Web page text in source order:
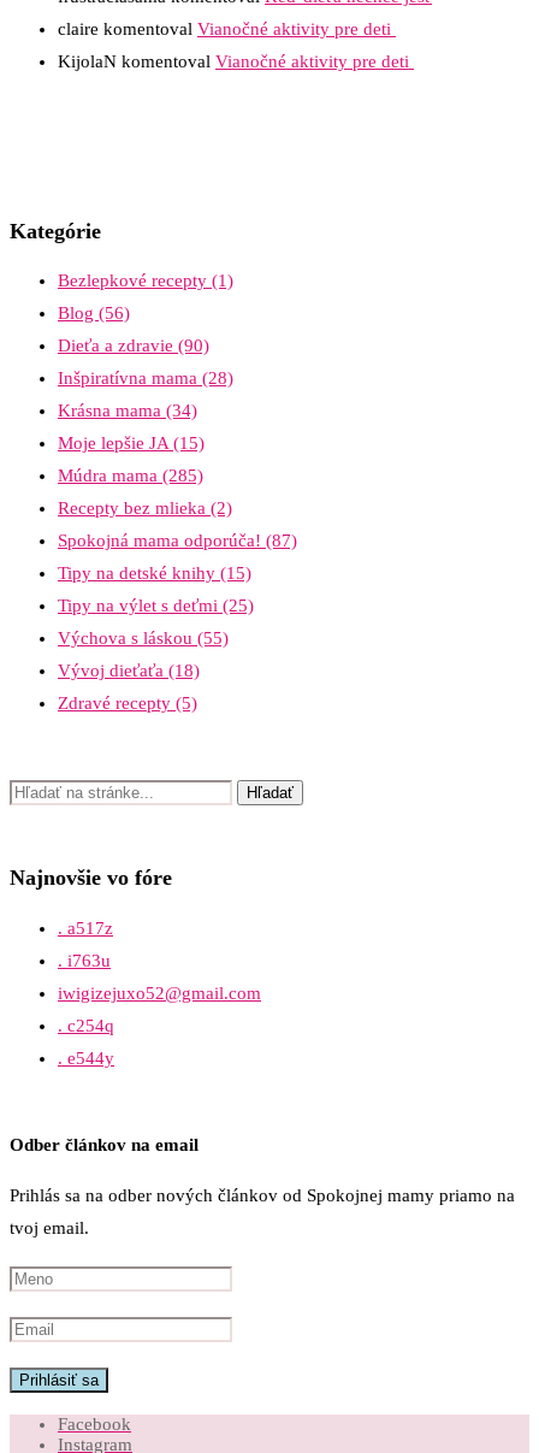
claire komentoval Vianočné aktivity pre deti
KijolaN komentoval Vianočné aktivity pre deti
Kategórie
Bezlepkové recepty (1)
Blog (56)
Dieťa a zdravie (90)
Inšpiratívna mama (28)
Krásna mama (34)
Moje lepšie JA(15)
Múdra mama (285)
Recepty bez mlieka (2)
Spokojná mama odporúča! (87)
Tipy na detské knihy (15)
Tipy na výlet s deťmi (25)
Výchova s láskou (55)
Vývoj dieťaťa (18)
Zdravé recepty (5)
Najnovšie vo fóre
. a517z
. i763u
iwigizejuxo52@gmail.com
. c254q
. e544y
Odber článkov na email
Prihlás sa na odber nových článkov od Spokojnej mamy priamo na
tvoj email.
Facebook
Instagram